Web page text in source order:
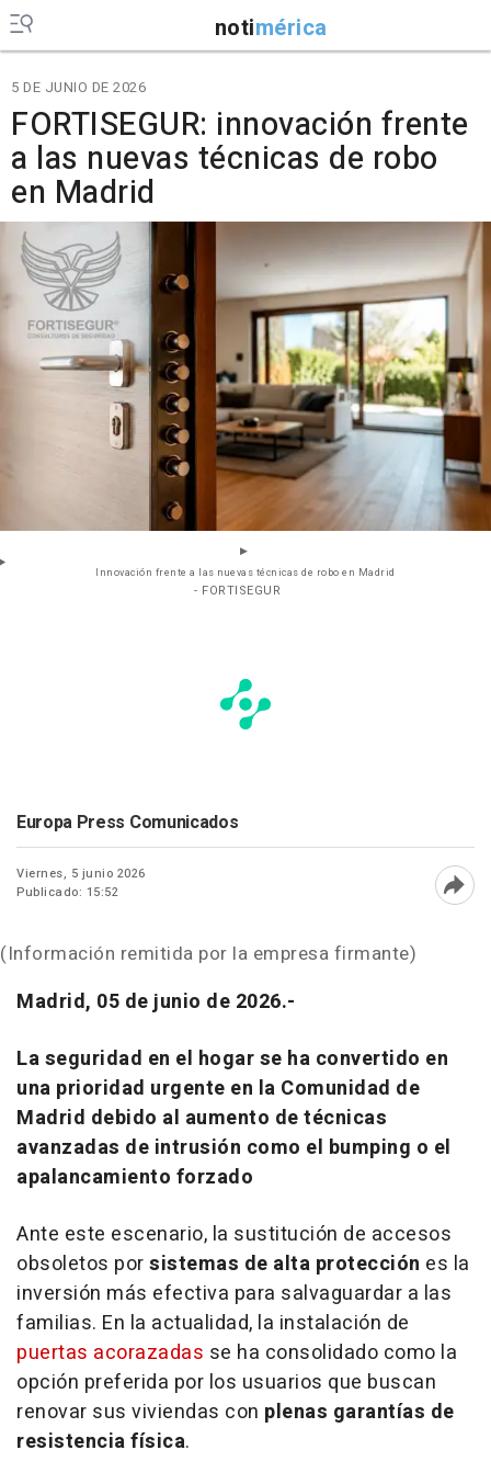
notimérica
5 DE JUNIO DE 2026
FORTISEGUR: innovación frente
a las nuevas técnicas de robo
en Madrid
Innovación frente a las nuevas técnicas de robo en Madrid
- FORTISEGUR
Europa Press Comunicados
Viernes, 5 junio 2026
Publicado: 15:52
(Información remitida por la empresa firmante)
Madrid, 05 de junio de 2026.-
La seguridad en el hogar se ha convertido en
una prioridad urgente en la Comunidad de
Madrid debido al aumento de técnicas
avanzadas de intrusión como el bumping o el
apalancamiento forzado
Ante este escenario, la sustitución de accesos
obsoletos porsistemas de alta protección es la
inversión más efectiva para salvaguardar a las
familias. En la actualidad, la instalación de
puertas acorazadas se ha consolidado como la
opción preferida por los usuarios que buscan
renovar sus viviendas con plenas garantías de
resistencia física.